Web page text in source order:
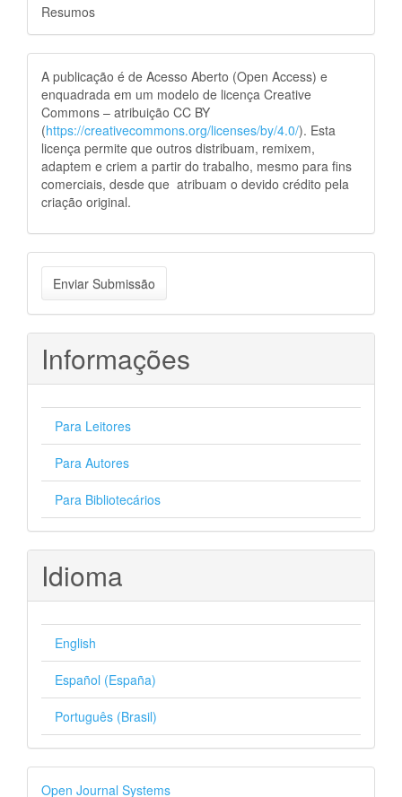
Resumos
A publicação é de Acesso Aberto (Open Access) e
enquadrada em um modelo de licença Creative
Commons – atribuição CC BY
(https://creativecommons.org/licenses/by/4.0/). Esta
licença permite que outros distribuam, remixem,
adaptem e criem a partir do trabalho, mesmo para fins
comerciais, desde que atribuam o devido crédito pela
criação original.
Enviar
Submissão
Enviar Submissão
Informações
Para Leitores
Para Autores
Para Bibliotecários
Idioma
English
Español (España)
Português (Brasil)
Desenvolvido
Open Journal Systems